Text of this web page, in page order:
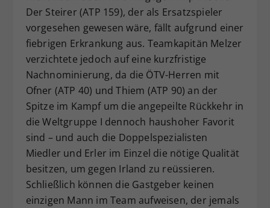
Der Steirer (ATP 159), der als Ersatzspieler
vorgesehen gewesen wäre, fällt aufgrund einer
fiebrigen Erkrankung aus. Teamkapitän Melzer
verzichtete jedoch auf eine kurzfristige
Nachnominierung, da die ÖTV-Herren mit
Ofner (ATP 40) und Thiem (ATP 90) an der
Spitze im Kampf um die angepeilte Rückkehr in
die Weltgruppe I dennoch haushoher Favorit
sind – und auch die Doppelspezialisten
Miedler und Erler im Einzel die nötige Qualität
besitzen, um gegen Irland zu reüssieren.
Schließlich können die Gastgeber keinen
einzigen Mann im Team aufweisen, der jemals